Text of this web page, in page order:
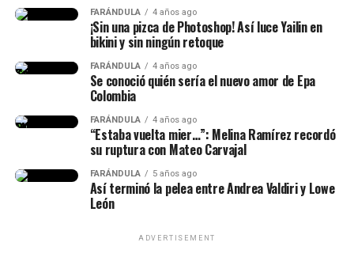
tonta, porque es bien tonta.
Le pasó con todos, menos
con Westcol. Ese man no lo
conoce nadie, ella le está
dando publicidad a él. ¿Que
el man tiene plata? No creo
ese cuento, a ese cuento le
falta un pedazo. Y así
tuviera, Aida tiene. ¿Qué
necesidad tiene de meterse
quedo herido y no me
gusta. Es muy incómodo. No
pasa mucho porque,
obviamente… no quiero dar
mucho detalle, mi mujer
me ama mucho”, expresó
inicialmente.
Y agregó: “Por ejemplo,
normalmente no pasa
FARÁNDULA 4 años ago
¡Sin una pizca de Photoshop! Así luce Yailin en
bikini y sin ningún retoque
FARÁNDULA 4 años ago
Se conoció quién sería el nuevo amor de Epa
Colombia
FARÁNDULA 4 años ago
“Estaba vuelta mier…”: Melina Ramírez recordó
su ruptura con Mateo Carvajal
FARÁNDULA 5 años ago
Así terminó la pelea entre Andrea Valdiri y Lowe
León
ADVERTISEMENT